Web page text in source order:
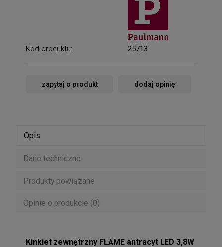
Kod produktu: 25713
zapytaj o produkt dodaj opinię
Opis
Dane techniczne
Produkty powiązane
Opinie o produkcie (0)
Kinkiet zewnętrzny FLAME antracyt LED 3,8W